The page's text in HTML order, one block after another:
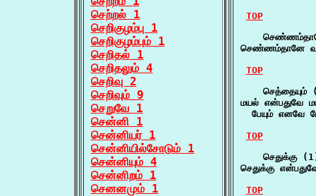
செற்றல் 1
செறிகுழம்பு 1
செறிகுழம்பும் 1
செறிதல் 1
செறிதலும் 4
செறிவு 2
செறிவும் 9
செறுவே 1
சென்னி 1
சென்னியர் 1
சென்னியில்சோடும் 1
சென்னியும் 4
சென்னிறம் 1
செனனமும் 1
TOP
செண்ணம்தானே
TOP
செத்தையும்
மயல் என்பதுவே
பேயும் எனவே
TOP
செதுக்கு
செதுக்கு
TOP